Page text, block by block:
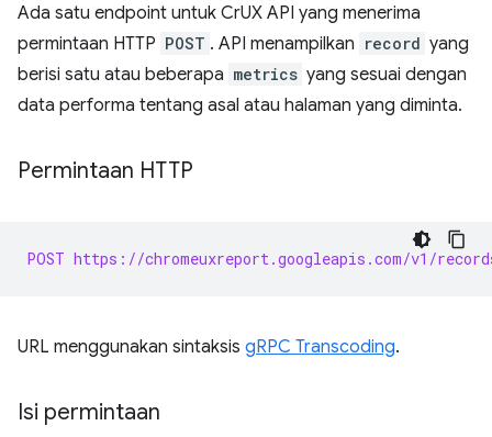
Ada satu endpoint untuk CrUX API yang menerima
permintaan HTTP POST . API menampilkan record yang
berisi satu atau beberapa metrics yang sesuai dengan
data performa tentang asal atau halaman yang diminta.
Permintaan HTTP
POST https://chromeuxreport.googleapis.com/v1/
URL menggunakan sintaksis gRPC Transcoding.
Isi permintaan